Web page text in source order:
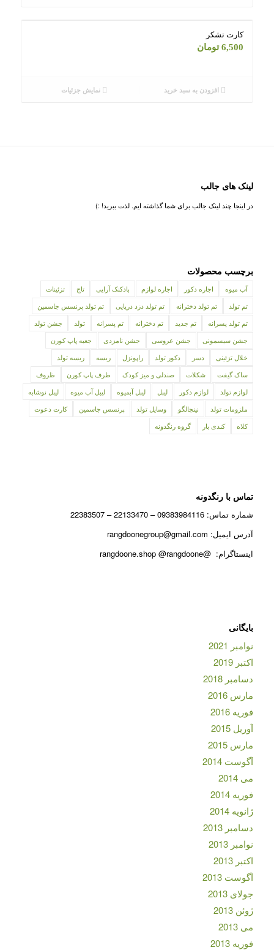
کارت تشکر
6,500 تومان
افزودن به سبد خرید نمایش جزئیات
لینک های جالب
در اینجا چند لینک جالب برای شما گذاشته ایم. لذت ببرید! :)
برچسب محصولات
آب میوه اجاره دکور اجاره لوازم بادکنک آرایی تاج
تزئینات
تم تولد
تم تولد دخترانه تم تولد دزد دریایی
تم تولد پرنسس جاسمین
تم تولد پسرانه
تم جدید تم دخترانه تم پسرانه تولد
جشن تولد
جشن سیسمونی
جشن عروسی جشن نامزدی
جعبه پاپ کورن
خلال تزئینی
دسر دکور تولد راپونزل ریسه
ریسه تولد
ساک گیفت
شکلات صندلی و میز کودک ظرف پاپ کورن
ظروف
لوازم تولد
لوازم دکور لیبل لیبل آبمیوه لیبل آب میوه
لیبل نوشابه
ملزومات تولد
نینجالگو وسایل تولد پرنسس جاسمین
کارت دعوت
کلاه
کندی بار گروه رنگدونه
تماس با رنگدونه
شماره تماس: 09383984116 – 22133470 – 22383507
آدرس ایمیل: rangdoonegroup@gmail.com
اینستاگرام: @rangdoone.shop @rangdoone
بایگانی
نوامبر 2021
اکتبر 2019
دسامبر 2018
مارس 2016
فوریه 2016
آوریل 2015
مارس 2015
آگوست 2014
می 2014
فوریه 2014
ژانویه 2014
دسامبر 2013
نوامبر 2013
اکتبر 2013
آگوست 2013
جولای 2013
ژوئن 2013
می 2013
فوریه 2013